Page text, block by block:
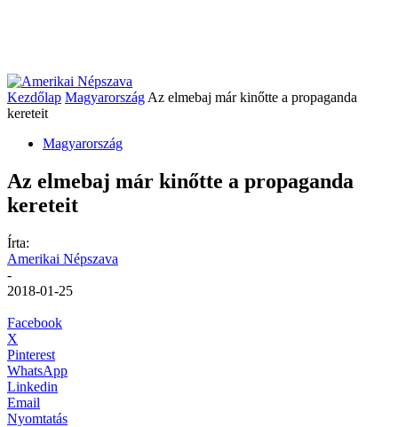
Kezdőlap Magyarország Az elmebaj már kinőtte a propaganda
kereteit
Magyarország
Az elmebaj már kinőtte a propaganda
kereteit
Írta:
Amerikai Népszava
-
2018-01-25
Facebook
X
Pinterest
WhatsApp
Linkedin
Email
Nyomtatás